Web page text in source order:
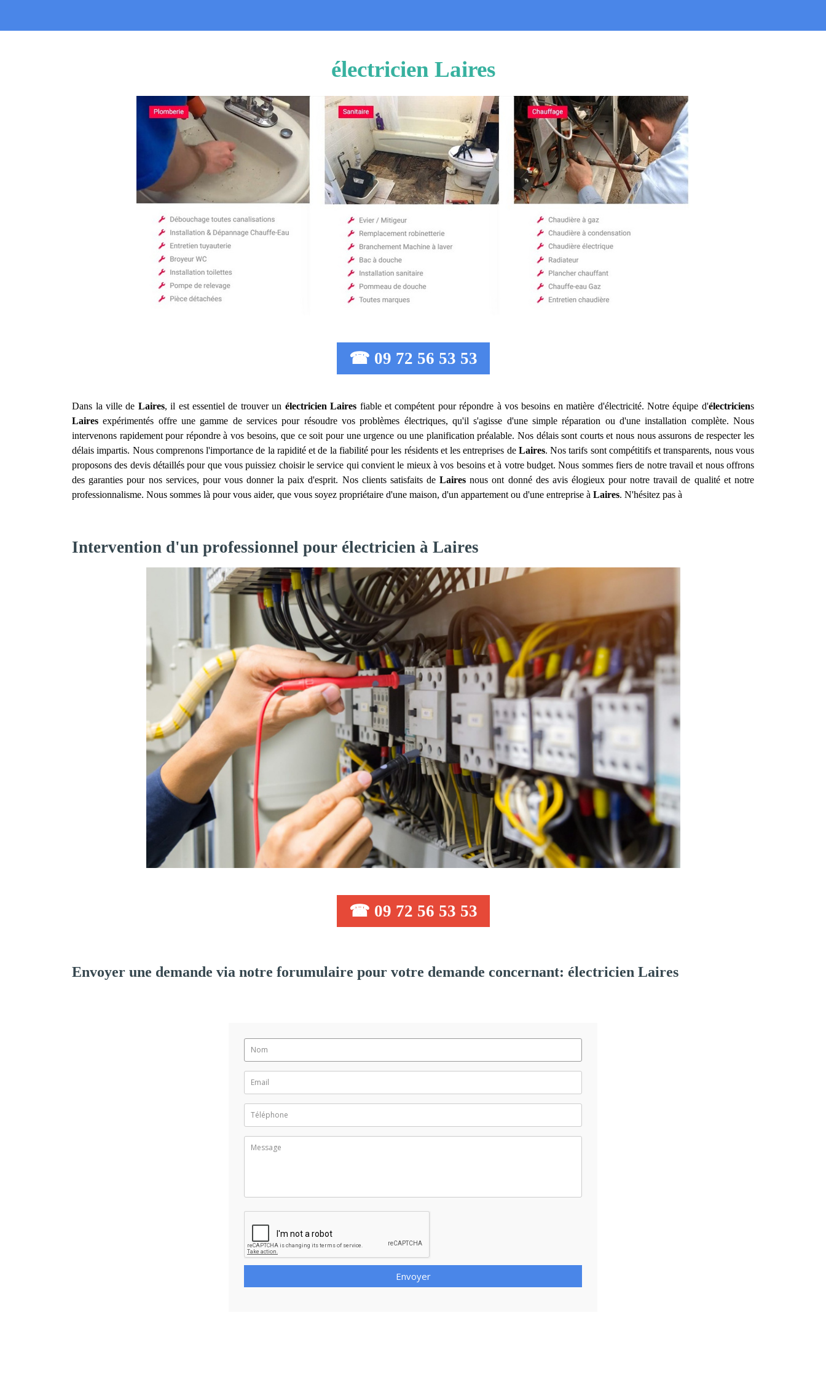
électricien Laires
☎ 09 72 56 53 53
Dans la ville de Laires, il est essentiel de trouver un électricien Laires fiable et compétent pour répondre à vos besoins en matière d'électricité. Notre équipe d'électriciens
Laires expérimentés offre une gamme de services pour résoudre vos problèmes électriques, qu'il s'agisse d'une simple réparation ou d'une installation complète. Nous
intervenons rapidement pour répondre à vos besoins, que ce soit pour une urgence ou une planification préalable. Nos délais sont courts et nous nous assurons de respecter les
délais impartis. Nous comprenons l'importance de la rapidité et de la fiabilité pour les résidents et les entreprises de Laires. Nos tarifs sont compétitifs et transparents, nous vous
proposons des devis détaillés pour que vous puissiez choisir le service qui convient le mieux à vos besoins et à votre budget. Nous sommes fiers de notre travail et nous offrons
des garanties pour nos services, pour vous donner la paix d'esprit. Nos clients satisfaits deLaires nous ont donné des avis élogieux pour notre travail de qualité et notre
professionnalisme. Nous sommes là pour vous aider, que vous soyez propriétaire d'une maison, d'un appartement ou d'une entreprise àLaires. N'hésitez pas à
Intervention d'un professionnel pour électricien à Laires
☎ 09 72 56 53 53
Envoyer une demande via notre forumulaire pour votre demande concernant: électricien Laires
Envoyer